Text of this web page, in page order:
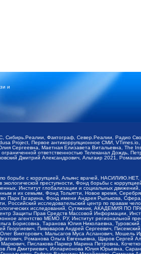
и
Фактограф, Север.Реалии, Радио
Project, Первое антикоррупционное СМИ,
Сергеевна, Маетная Елизавета Витальевна, The
ответственностью Телеканал Дождь,
Дмитрий Александрович, Альтаир 2021,
борьбе с коррупцией, Альянс врачей,
преступности, Фонд борьбы с
Институт глобализации и социальных
и их семьям, Фонд Тольятти, Новое время,
Парк Гагарина, Фонд имени Андрея Рылькова,
исследовательский центр по правам
исследований, Сутяжник, АКАДЕМИЯ ПО
Защиты Прав Средств Массовой Информации,
агентство МЕМО. РУ, Институт региональной
Борисовна, Таранова Юлия Николаевна,
Пивоваров Андрей Сергеевич,
Викторович, Мальсагов Муса Асланович, Мошель
Романова Ольга Евгеньевна, Щаров Сергей
Пислакова-Паркер Марина Петровна,
Лев Дмитриевич, Илларионова Юлия Юрьевна,